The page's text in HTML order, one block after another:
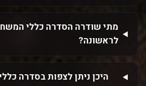
מתי שודרה הסדרה כללי
לראשונה?
היכן ניתן לצפות בסדרה